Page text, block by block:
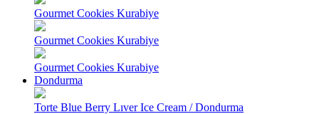
Gourmet Cookies Kurabiye
Gourmet Cookies Kurabiye
Gourmet Cookies Kurabiye
Dondurma
Torte Blue Berry Lıver Ice Cream / Dondurma